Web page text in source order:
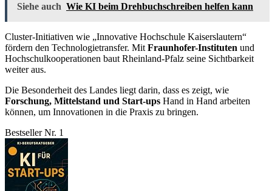
Siehe auch Wie KI beim Drehbuchschreiben helfen kann
Cluster-Initiativen wie „Innovative Hochschule Kaiserslautern“
fördern den Technologietransfer. Mit Fraunhofer-Instituten und
Hochschulkooperationen baut Rheinland-Pfalz seine Sichtbarkeit
weiter aus.
Die Besonderheit des Landes liegt darin, dass es zeigt, wie
Forschung, Mittelstand und Start-ups Hand in Hand arbeiten
können, um Innovationen in die Praxis zu bringen.
Bestseller Nr. 1